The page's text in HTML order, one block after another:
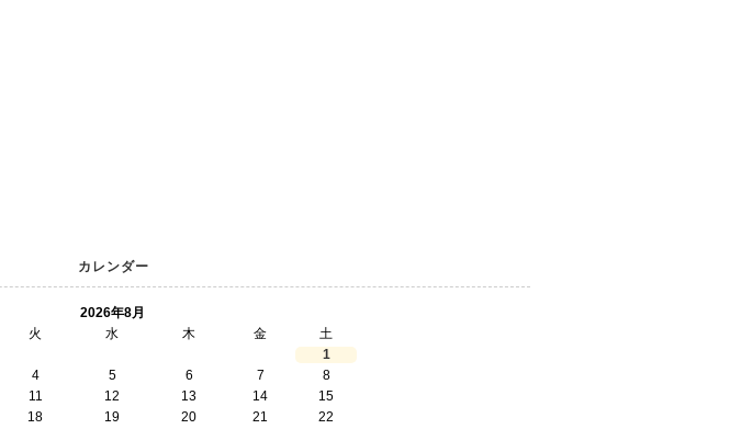
カレンダー
2026年8月
火 水 木 金
土
1
4 5 6 7
8
11 12 13 14
15
18 19 20 21
22